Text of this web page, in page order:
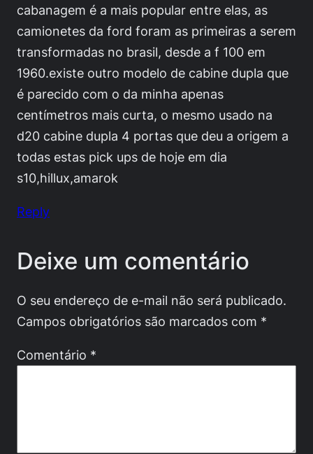
cabanagem é a mais popular entre elas, as
camionetes da ford foram as primeiras a serem
transformadas no brasil, desde a f 100 em
1960.existe outro modelo de cabine dupla que
é parecido com o da minha apenas
centímetros mais curta, o mesmo usado na
d20 cabine dupla 4 portas que deu a origem a
todas estas pick ups de hoje em dia
s10,hillux,amarok
Reply
Deixe um comentário
O seu endereço de e-mail não será publicado.
Campos obrigatórios são marcados com *
Comentário *